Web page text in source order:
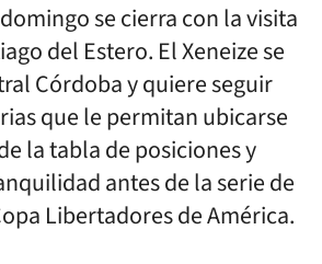
se cierra con la visita
del Estero. El Xeneize se
Córdoba y quiere seguir
que le permitan ubicarse
la tabla de posiciones y
antes de la serie de
Libertadores de América.